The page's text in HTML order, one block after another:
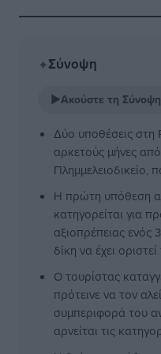
✦Σύνοψη
▶Ακούστε τη Σύνοψη
Δύο υποθέσεις στη
αρκετούς μήνες
Πλημμελειοδικείο,
Η πρώτη υπόθεση
κατηγορείται για
αξιοπρέπειας ενός
δίκη να έχει
Ο τουρίστας
πρότεινε να τον
συμπεριφορά του
αρνείται τις